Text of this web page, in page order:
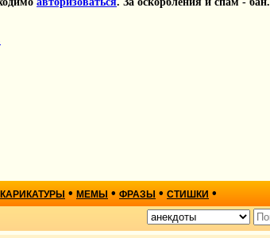
КАРИКАТУРЫ • МЕМЫ • ФРАЗЫ • СТИШКИ •